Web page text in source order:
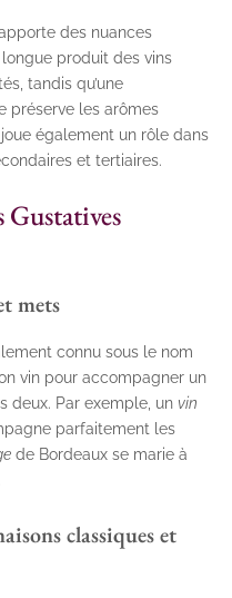
des nuances
produit des vins
tandis qu’une
préserve les arômes
également un rôle dans
et tertiaires.
Gustatives
mets
connu sous le nom
vin pour accompagner un
deux. Par exemple, un vin
parfaitement les
de Bordeaux se marie à
classiques et